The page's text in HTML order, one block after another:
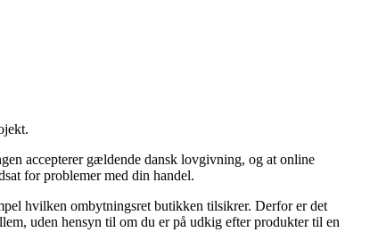
accepterer gældende dansk lovgivning, og at online
for problemer med din handel.
hvilken ombytningsret butikken tilsikrer. Derfor er det
uden hensyn til om du er på udkig efter produkter til en